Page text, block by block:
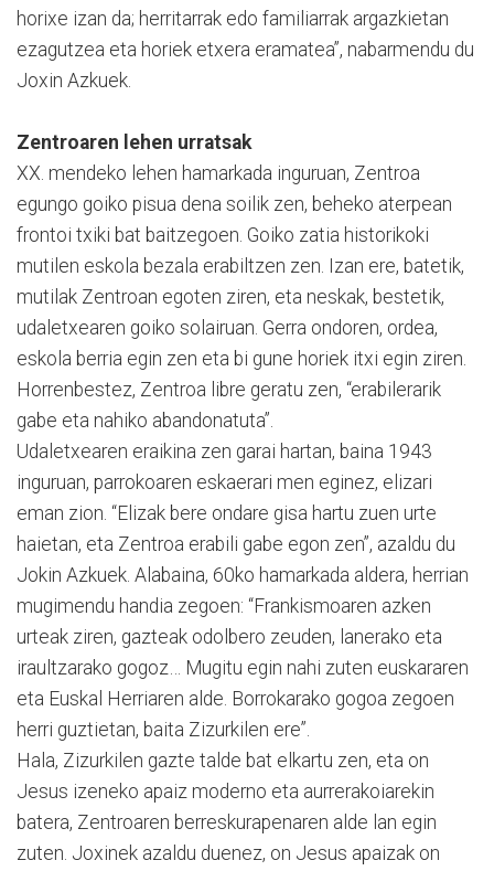
horixe izan da; herritarrak edo familiarrak argazkietan
ezagutzea eta horiek etxera eramatea”, nabarmendu du
Joxin Azkuek.
Zentroaren lehen urratsak
XX. mendeko lehen hamarkada inguruan, Zentroa
egungo goiko pisua dena soilik zen, beheko aterpean
frontoi txiki bat baitzegoen. Goiko zatia historikoki
mutilen eskola bezala erabiltzen zen. Izan ere, batetik,
mutilak Zentroan egoten ziren, eta neskak, bestetik,
udaletxearen goiko solairuan. Gerra ondoren, ordea,
eskola berria egin zen eta bi gune horiek itxi egin ziren.
Horrenbestez, Zentroa libre geratu zen, “erabilerarik
gabe eta nahiko abandonatuta”.
Udaletxearen eraikina zen garai hartan, baina 1943
inguruan, parrokoaren eskaerari men eginez, elizari
eman zion. “Elizak bere ondare gisa hartu zuen urte
haietan, eta Zentroa erabili gabe egon zen”, azaldu du
Jokin Azkuek. Alabaina, 60ko hamarkada aldera, herrian
mugimendu handia zegoen: “Frankismoaren azken
urteak ziren, gazteak odolbero zeuden, lanerako eta
iraultzarako gogoz… Mugitu egin nahi zuten euskararen
eta Euskal Herriaren alde. Borrokarako gogoa zegoen
herri guztietan, baita Zizurkilen ere”.
Hala, Zizurkilen gazte talde bat elkartu zen, eta on
Jesus izeneko apaiz moderno eta aurrerakoiarekin
batera, Zentroaren berreskurapenaren alde lan egin
zuten. Joxinek azaldu duenez, on Jesus apaizak on